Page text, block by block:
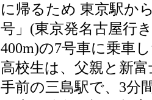
に帰るため 東京駅か
号」(東京発名古屋行
400m)の7号車に乗車
高校生は、父親と新
手前の三島駅で、3分